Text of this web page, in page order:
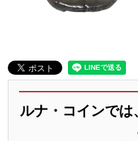
ルナ・コインでは